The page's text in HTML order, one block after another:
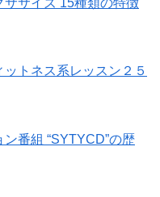
ットネス系レッスン２５
番組 “SYTYCD”の歴